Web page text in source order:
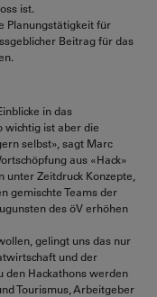
ist.
Planungstätigkeit für
Beitrag für das
in das
wichtig ist aber die
selbst», sagt Marc
aus «Hack»
Zeitdruck Konzepte,
gemischte Teams der
des öV erhöhen
gelingt uns das nur
und der
den Hackathons werden
Tourismus, Arbeitgeber